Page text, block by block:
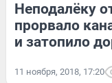
Неподалёку
прорвало
и затопило
11 ноября, 2018, 17:20